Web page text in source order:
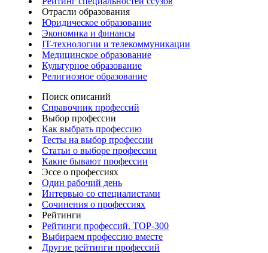
Отрасли образования
Юридическое образование
Экономика и финансы
IT-технологии и телекоммуникации
Медицинское образование
Культурное образование
Религиозное образование
Поиск описаний
Справочник профессий
Выбор профессии
Как выбрать профессию
Тесты на выбор профессии
Статьи о выборе профессии
Какие бывают профессии
Эссе о профессиях
Один рабочий день
Интервью со специалистами
Сочинения о профессиях
Рейтинги
Рейтинги профессий. TOP-300
Выбираем профессию вместе
Другие рейтинги профессий